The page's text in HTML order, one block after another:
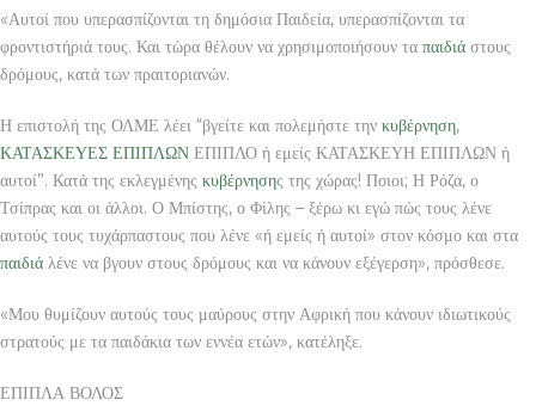
«Αυτοί που υπερασπίζονται τη δημόσια Παιδεία, υπερασπίζονται τα
φροντιστήριά τους. Και τώρα θέλουν να χρησιμοποιήσουν τα παιδιά στους
δρόμους, κατά των πραιτοριανών.
Η επιστολή της ΟΛΜΕ λέει “βγείτε και πολεμήστε την κυβέρνηση,
ΚΑΤΑΣΚΕΥΕΣ ΕΠΙΠΛΩΝ ΕΠΙΠΛΟ ή εμείς ΚΑΤΑΣΚΕΥΗ ΕΠΙΠΛΩΝ ή
αυτοί”. Κατά της εκλεγμένης κυβέρνησης της χώρας! Ποιοι; Η Ρόζα, ο
Τσίπρας και οι άλλοι. Ο Μπίστης, ο Φίλης – ξέρω κι εγώ πώς τους λένε
αυτούς τους τυχάρπαστους που λένε «ή εμείς ή αυτοί» στον κόσμο και στα
παιδιά λένε να βγουν στους δρόμους και να κάνουν εξέγερση», πρόσθεσε.
«Μου θυμίζουν αυτούς τους μαύρους στην Αφρική που κάνουν ιδιωτικούς
στρατούς με τα παιδάκια των εννέα ετών», κατέληξε.
ΕΠΙΠΛΑ ΒΟΛΟΣ